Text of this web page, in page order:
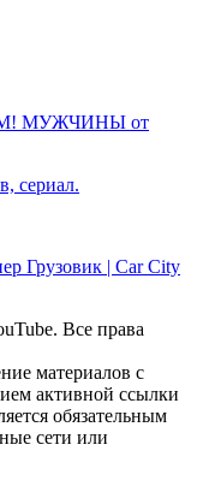
МУЖЧИНЫ от
сериал.
| Car City
Все права
материалов с
активной ссылки
обязательным
сети или